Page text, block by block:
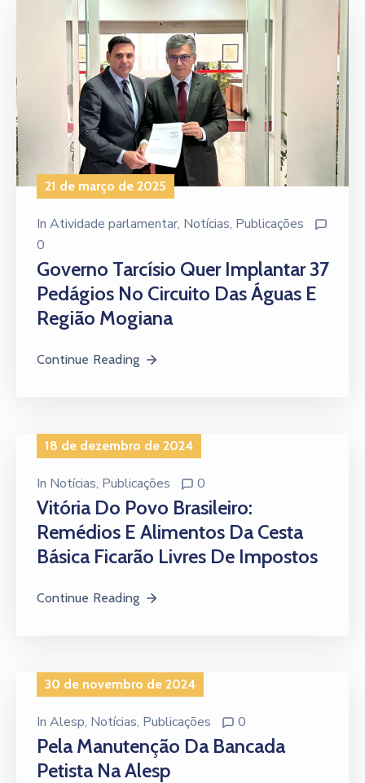
21 de março de 2025
In Atividade parlamentar‚ Notícias‚ Publicações
0
Governo Tarcísio Quer Implantar 37
Pedágios No Circuito Das Águas E
Região Mogiana
Continue Reading
18 de dezembro de 2024
In Notícias‚ Publicações 0
Vitória Do Povo Brasileiro:
Remédios E Alimentos Da Cesta
Básica Ficarão Livres De Impostos
Continue Reading
30 de novembro de 2024
In Alesp‚ Notícias‚ Publicações 0
Pela Manutenção Da Bancada
Petista Na Alesp